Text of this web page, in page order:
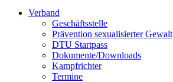
Verband
Geschäftsstelle
Prävention sexualisierter Gewalt
DTU Startpass
Dokumente/Downloads
Kampfrichter
Termine